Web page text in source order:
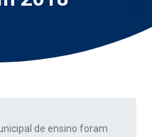
de ensino foram